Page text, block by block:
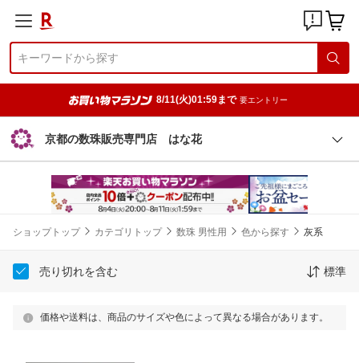
8/11(火)01:59まで 要エントリー
京都の数珠販売専門店 はな花
ショップトップ カテゴリトップ 数珠 男性用 色から探す 灰系
売り切れを含む 標準
価格や送料は、商品のサイズや色によって異なる場合があります。